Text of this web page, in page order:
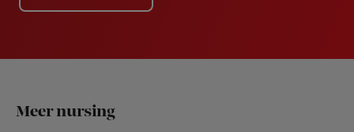
Footer
Meer nursing